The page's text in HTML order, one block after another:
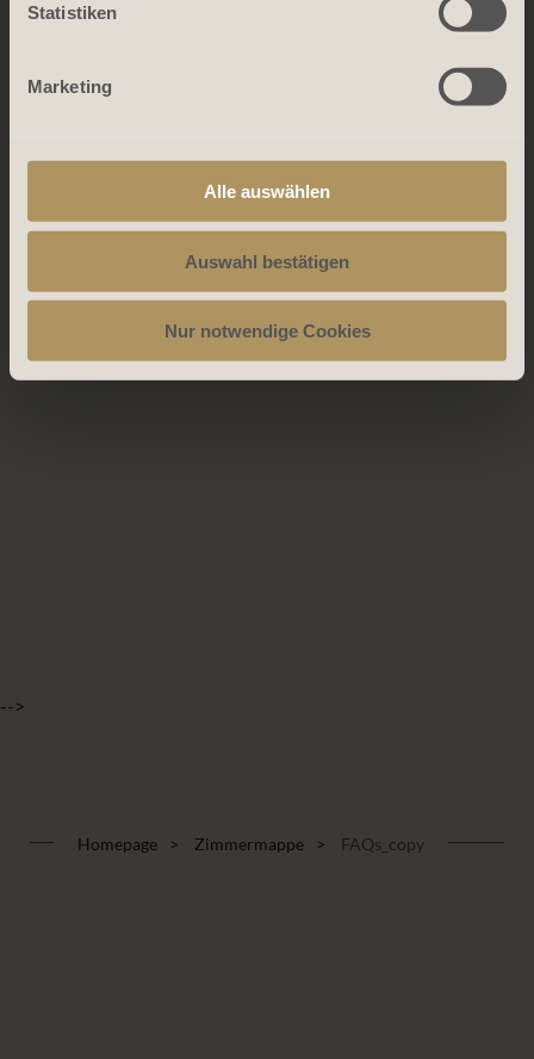
Statistiken
Marketing
Alle auswählen
Auswahl bestätigen
Nur notwendige Cookies
-->
Homepage Zimmermappe FAQs_copy